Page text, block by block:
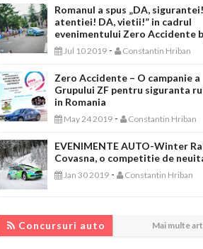
Romanul a spus „DA,
atentiei! DA, vietii!” in cadrul
evenimentului Zero Accidente
Jul 10 2019 - Constantin Hriban
Zero Accidente – O campanie a
Grupului ZF pentru siguranta
in Romania
May 24 2019 - Constantin Hriban
EVENIMENTE AUTO-Winter
Covasna, o competitie de
Jan 30 2019 - Constantin Hriban
Concursuri auto Mai multe